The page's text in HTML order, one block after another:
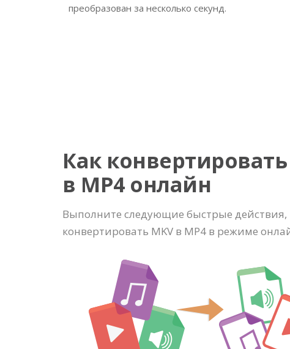
преобразован за несколько секунд.
Как конвертировать
в MP4 онлайн
Выполните следующие быстрые действия,
конвертировать MKV в MP4 в режиме